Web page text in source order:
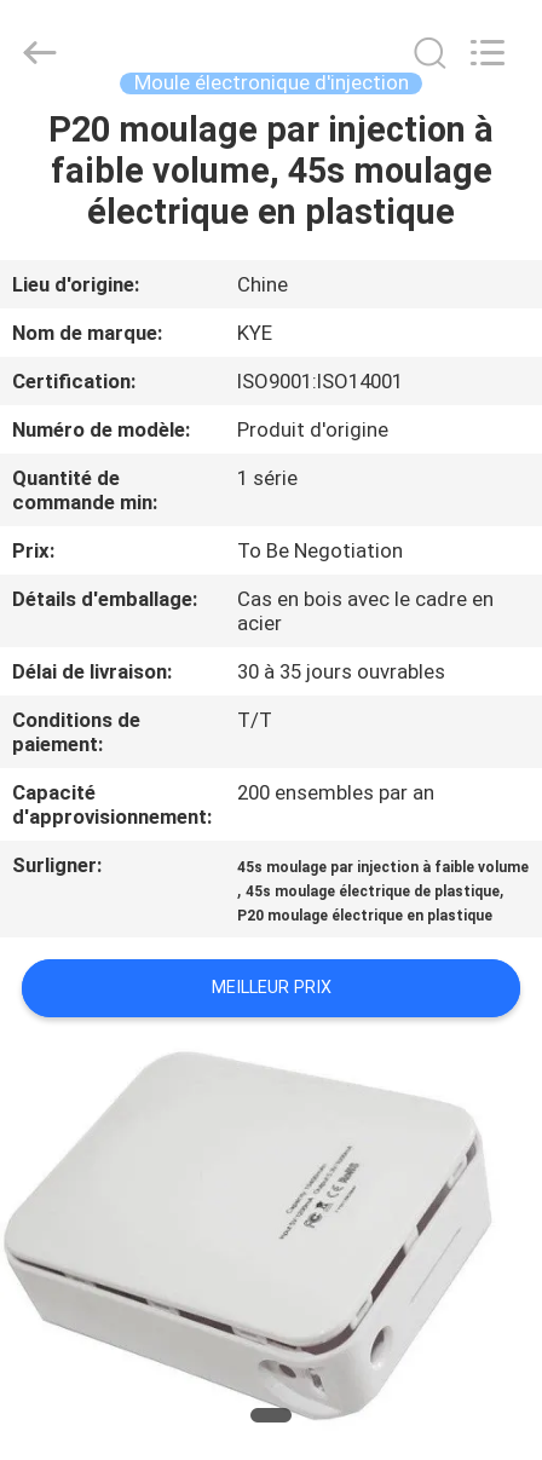
MAISON
PRODUITS
AU
SUJET
DE
VISITE
CONTRÔLE
QUALITÉ
CONTACTEZ-
NOUS
NOUVELLES
DEMANDEZ
UNE
SITE
PRIVACY
POLICY
Rights
Moule électronique d'injection
P20 moulage par injection à
faible volume, 45s moulage
électrique en plastique
Lieu d'origine:
Chine
Nom de marque:
KYE
Certification:
ISO9001:ISO14001
Numéro de modèle:
Produit d'origine
Quantité de
commande min:
1 série
Prix:
To Be Negotiation
Détails d'emballage:
Cas en bois avec le cadre en
acier
Délai de livraison:
30 à 35 jours ouvrables
Conditions de
paiement:
T/T
Capacité
d'approvisionnement:
200 ensembles par an
Surligner: 45s moulage par injection à faible volume
,45s moulage électrique de plastique,
P20 moulage électrique en plastique
MEILLEUR PRIX